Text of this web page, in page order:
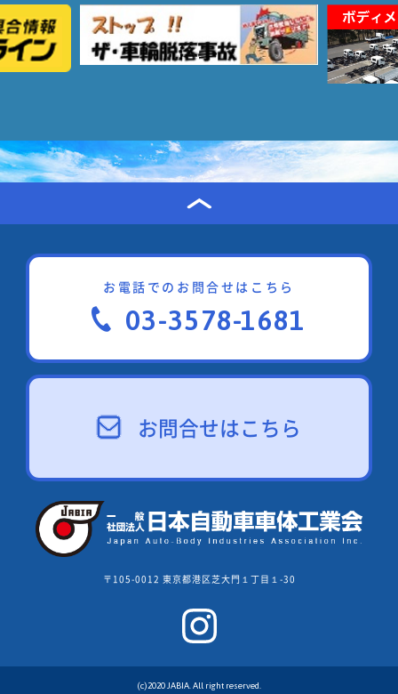
お電話でのお問合せはこちら
03-3578-1681
お問合せはこちら
〒105-0012 東京都港区芝大門１丁目１-30
(c)2020 JABIA. All right reserved.